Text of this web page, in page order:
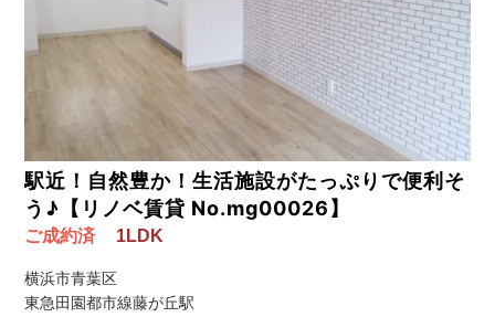
駅近！自然豊か！生活施設がたっぷりで便利そ
う♪【リノベ賃貸 No.mg00026】
ご成約済 1LDK
横浜市青葉区
東急田園都市線藤が丘駅